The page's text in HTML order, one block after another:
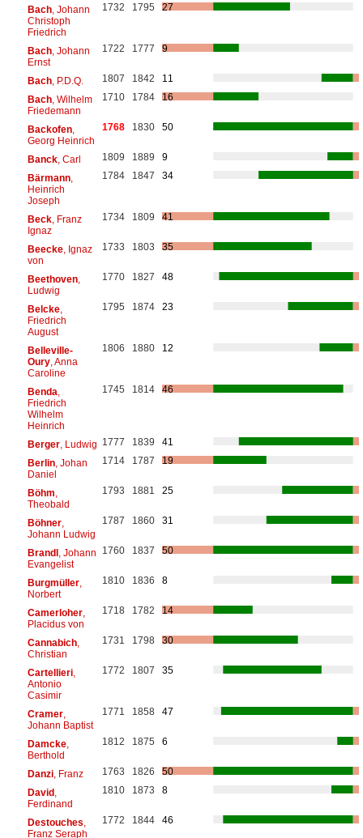
Bach, Johann
Christoph
Friedrich
1732 1795 27
Bach, Johann
Ernst
1722 1777 9
Bach, P.D.Q. 1807 1842
11
Bach, Wilhelm
Friedemann
1710 1784 16
Backofen,
Georg Heinrich
1768 1830 50
Banck, Carl 1809 1889
9
Bärmann,
Heinrich
Joseph
1784 1847 34
Beck, Franz
Ignaz
1734 1809 41
Beecke, Ignaz
von
1733 1803 35
Beethoven,
Ludwig
1770 1827 48
Belcke,
Friedrich
August
1795 1874 23
Belleville-
Oury, Anna
Caroline
1806 1880 12
Benda
Friedrich
Wilhelm
Heinrich
1745 1814 46
Berger, Ludwig 1777 1839
41
Berlin, Johan
Daniel
1714 1787 19
Böhm
Theobald
1793 1881 25
Böhner,
Johann Ludwig
1787 1860 31
Brandl, Johann
Evangelist
1760 1837 50
Burgmüller,
Norbert
1810 1836 8
Camerloher,
Placidus von
1718 1782 14
Cannabich,
Christian
1731 1798 30
Cartellieri,
Antonio
Casimir
1772 1807 35
Cramer,
Johann Baptist
1771 1858 47
Damcke,
Berthold
1812 1875 6
Danzi, Franz 1763 1826
50
David,
Ferdinand
1810 1873 8
Destouches
Franz Seraph
1772 1844 46